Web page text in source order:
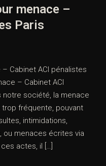
menace –
Paris
Cabinet ACI pénalistes
– Cabinet ACI
notre société, la menace
fréquente, pouvant
intimidations,
ou menaces écrites via
actes, il […]